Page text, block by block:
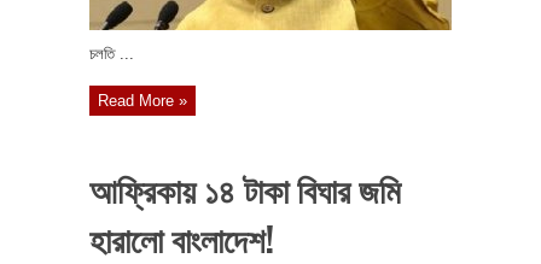
চলতি ...
Read More »
আফ্রিকায় ১৪ টাকা বিঘার জমি
হারালো বাংলাদেশ!